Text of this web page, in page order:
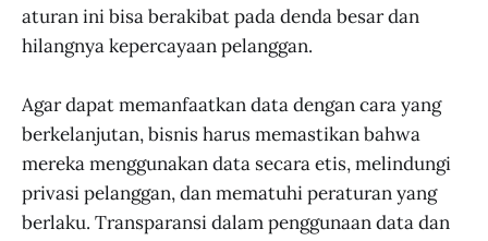
aturan ini bisa berakibat pada denda besar dan
hilangnya kepercayaan pelanggan.
Agar dapat memanfaatkan data dengan cara yang
berkelanjutan, bisnis harus memastikan bahwa
mereka menggunakan data secara etis, melindungi
privasi pelanggan, dan mematuhi peraturan yang
berlaku. Transparansi dalam penggunaan data dan